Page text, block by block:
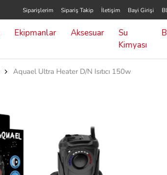
Siparişlerim Sipariş Takip İletişim Bayi Girişi
Ekipmanlar Aksesuar
Su
Kimyası
Aquael Ultra Heater D/N Isıtıcı 150w